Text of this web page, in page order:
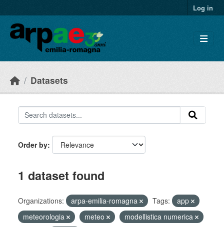
Log in
Datasets
Order by
1 dataset found
Organizations: arpa-emilia-romagna Tags:
app
meteorologia
meteo
modellistica numerica